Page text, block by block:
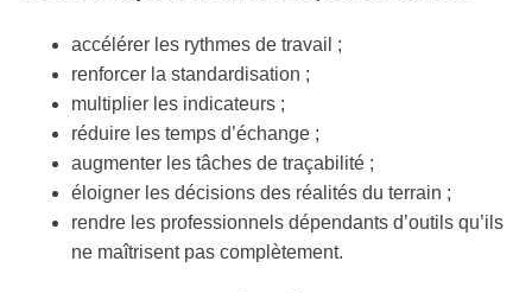
accélérer les rythmes de travail ;
renforcer la standardisation ;
multiplier les indicateurs ;
réduire les temps d’échange ;
augmenter les tâches de traçabilité ;
éloigner les décisions des réalités du terrain ;
rendre les professionnels dépendants d’outils qu’ils
ne maîtrisent pas complètement.